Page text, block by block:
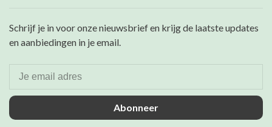
Schrijf je in voor onze nieuwsbrief en krijg de laatste updates
en aanbiedingen in je email.
Abonneer